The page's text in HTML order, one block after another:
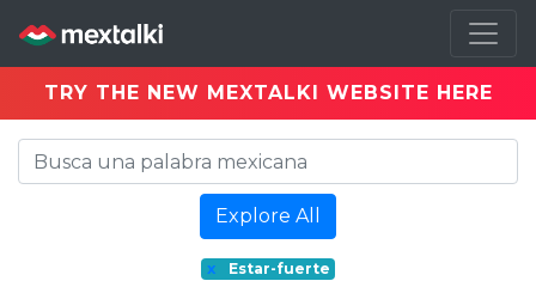
TRY THE NEW MEXTALKI WEBSITE HERE
Explore All
x Estar-fuerte